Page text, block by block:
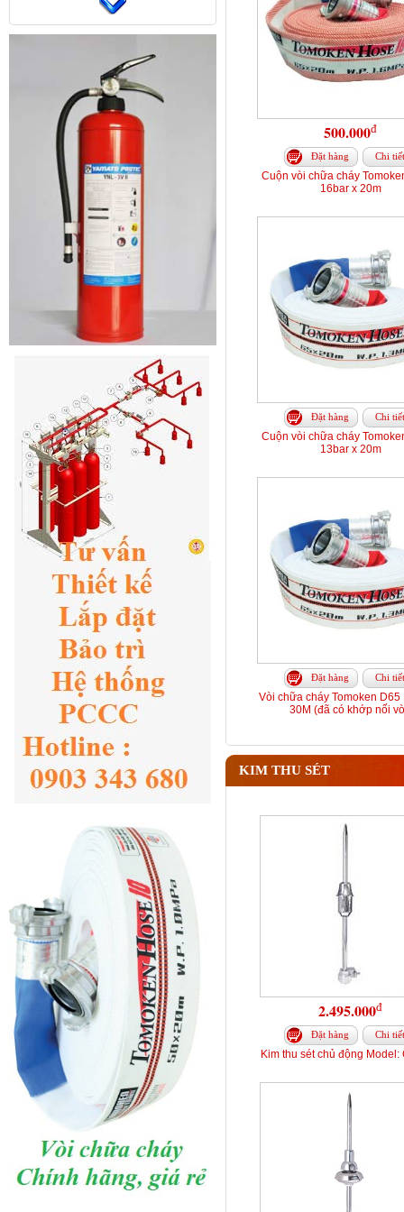
500.000đ
Đặt hàng Chi tiết
Cuộn vòi chữa cháy
16bar x 20m
Đặt hàng Chi tiết
Cuộn vòi chữa cháy
13bar x 20m
Đặt hàng Chi tiết
Vòi chữa cháy Tomoken D65
30M (đã có khớp nối
KIM THU SÉT
2.495.000đ
Đặt hàng Chi tiết
Kim thu sét chủ động Model: